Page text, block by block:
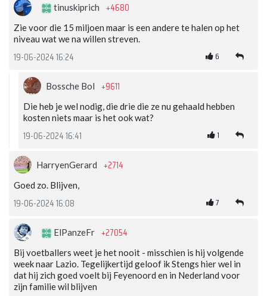
tinuskiprich +4680
Zie voor die 15 miljoen maar is een andere te halen op het
niveau wat we na willen streven.
19-06-2024 16:24 6
Bossche Bol +9611
Die heb je wel nodig, die drie die ze nu gehaald hebben
kosten niets maar is het ook wat?
19-06-2024 16:41 1
HarryenGerard +2714
Goed zo. Blijven,
19-06-2024 16:08 7
ElPanzeFr +27054
Bij voetballers weet je het nooit - misschien is hij volgende
week naar Lazio. Tegelijkertijd geloof ik Stengs hier wel in
dat hij zich goed voelt bij Feyenoord en in Nederland voor
zijn familie wil blijven